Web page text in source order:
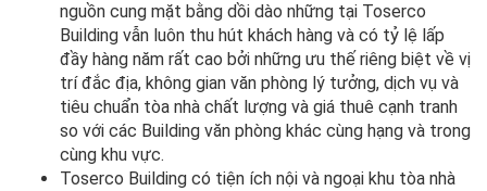
nguồn cung mặt bằng dồi dào những tại Toserco
Building vẫn luôn thu hút khách hàng và có tỷ lệ lấp
đầy hàng năm rất cao bởi những ưu thế riêng biệt về vị
trí đắc địa, không gian văn phòng lý tưởng, dịch vụ và
tiêu chuẩn tòa nhà chất lượng và giá thuê cạnh tranh
so với các Building văn phòng khác cùng hạng và trong
cùng khu vực.
Toserco Building có tiện ích nội và ngoại khu tòa nhà